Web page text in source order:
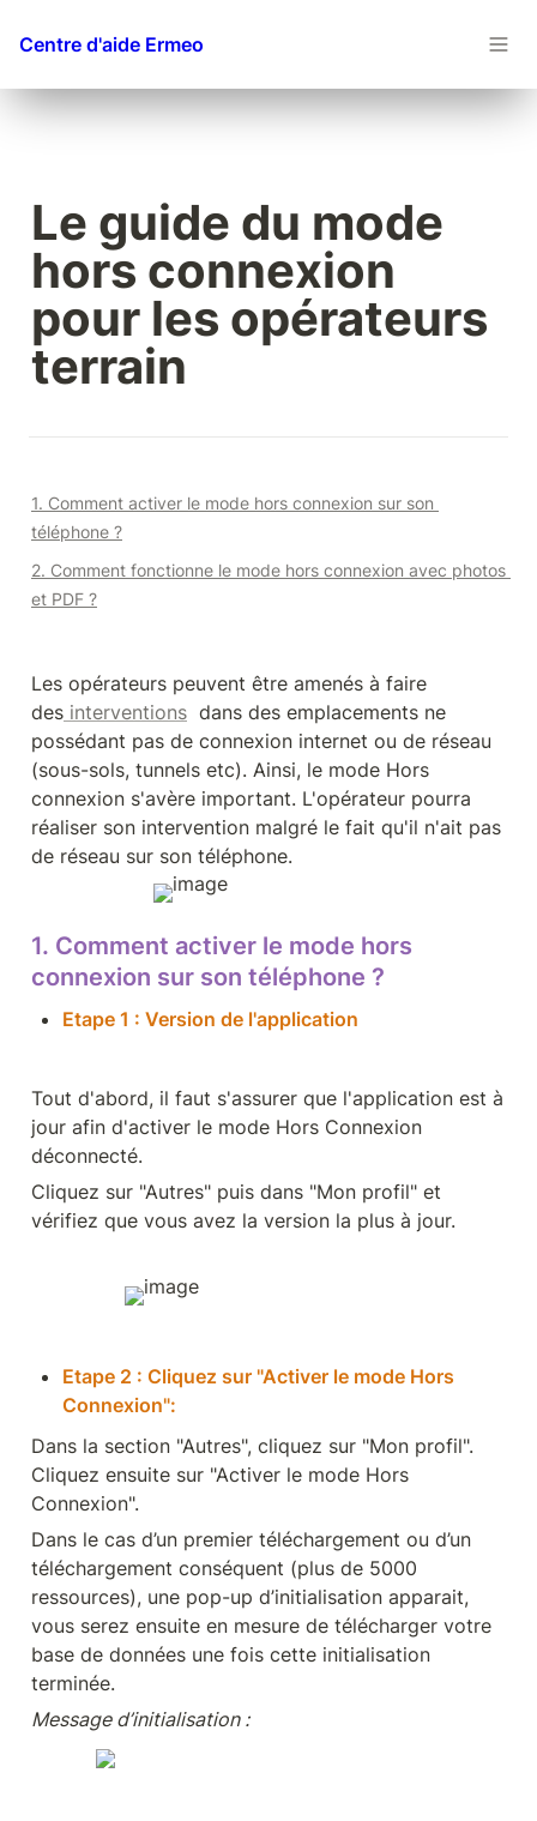
Centre d'aide Ermeo
Le guide du mode
hors connexion
pour les opérateurs
terrain
1. Comment activer le mode hors connexion sur son
téléphone ?
2. Comment fonctionne le mode hors connexion avec photos
et PDF ?
Les opérateurs peuvent être amenés à faire
des interventions dans des emplacements ne
possédant pas de connexion internet ou de réseau
(sous-sols, tunnels etc). Ainsi, le mode Hors
connexion s'avère important. L'opérateur pourra
réaliser son intervention malgré le fait qu'il n'ait pas
de réseau sur son téléphone.
1. Comment activer le mode hors
connexion sur son téléphone ?
Etape 1 : Version de l'application
Tout d'abord, il faut s'assurer que l'application est à
jour afin d'activer le mode Hors Connexion
déconnecté.
Cliquez sur "Autres" puis dans "Mon profil" et
vérifiez que vous avez la version la plus à jour.
Etape 2 : Cliquez sur "Activer le mode Hors
Connexion":
Dans la section "Autres", cliquez sur "Mon profil".
Cliquez ensuite sur "Activer le mode Hors
Connexion".
Dans le cas d’un premier téléchargement ou d’un
téléchargement conséquent (plus de 5000
ressources), une pop-up d’initialisation apparait,
vous serez ensuite en mesure de télécharger votre
base de données une fois cette initialisation
terminée.